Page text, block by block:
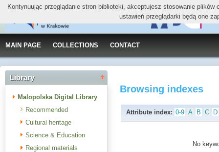
MAIN PAGE COLLECTIONS CONTACT
Library
Malopolska Digital Library
Recommended
Cultural heritage
Science & Education
Regional materials
Browsing indexes
Attribute index: 0-9 A B C D
No
Kontynuując przeglądanie stron biblioteki, akceptujesz stosowanie
ustawień przeglądarki będą one